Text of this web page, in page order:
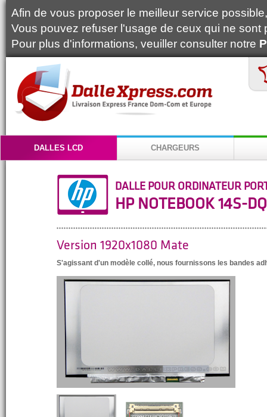
Afin de vous proposer le meilleur service
Vous pouvez refuser l'usage de ceux qui ne
Pour plus d'informations, veuiller consulter notre
DALLES LCD CHARGEURS
DALLE POUR ORDINATEUR
HP NOTEBOOK 14S-
Version 1920x1080 Mate
S'agissant d'un modèle collé, nous fournissons les bandes